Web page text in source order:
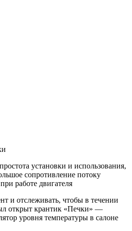
установки и использования,
сопротивление потоку
работе двигателя
и отслеживать, чтобы в течении
открыт крантик «Печки» —
уровня температуры в салоне